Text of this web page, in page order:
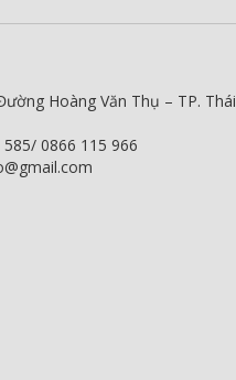
Hoàng Văn Thụ – TP. Thái
0866 115 966